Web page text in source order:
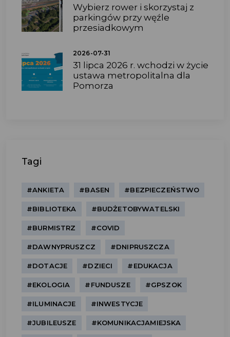
Wybierz rower i skorzystaj z
parkingów przy węźle
przesiadkowym
2026-07-31
31 lipca 2026 r. wchodzi w życie
ustawa metropolitalna dla
Pomorza
Tagi
#ANKIETA #BASEN #BEZPIECZEŃSTWO
#BIBLIOTEKA #BUDŻETOBYWATELSKI
#BURMISTRZ #COVID
#DAWNYPRUSZCZ #DNIPRUSZCZA
#DOTACJE #DZIECI #EDUKACJA
#EKOLOGIA #FUNDUSZE #GPSZOK
#ILUMINACJE #INWESTYCJE
#JUBILEUSZE #KOMUNIKACJAMIEJSKA